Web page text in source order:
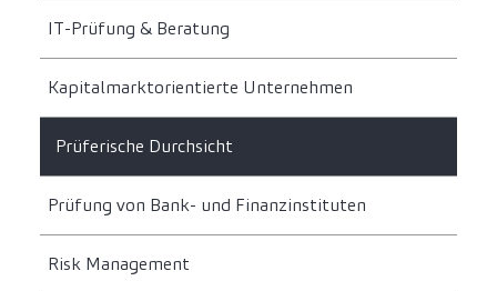
IT-Prüfung & Beratung
Kapitalmarktorientierte Unternehmen
Prüferische Durchsicht
Prüfung von Bank- und Finanzinstituten
Risk Management